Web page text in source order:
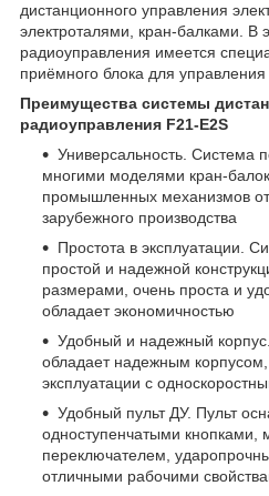
дистанционного управления
электроталями, кран-балками. В
радиоуправления имеется
приёмного блока для
Преимущества системы
радиоуправления F21-E2S
Универсальность. Система
многими моделями кран-
промышленных механизмов
зарубежного производства
Простота в эксплуатации.
простой и надежной
размерами, очень проста и
обладает экономичностью
Удобный и надежный
обладает надежным
эксплуатации с
Удобный пульт ДУ. Пульт
одноступенчатыми кнопками,
переключателем,
отличными рабочими